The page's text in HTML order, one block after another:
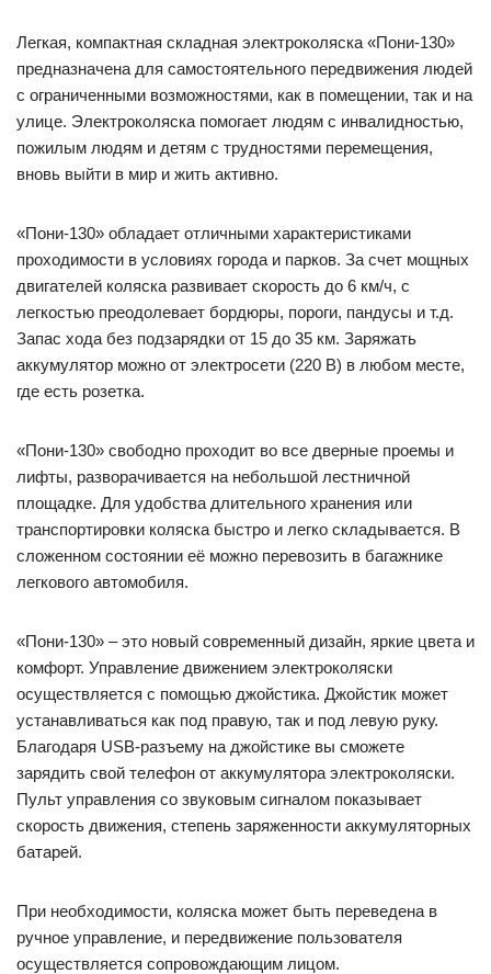
Легкая, компактная складная электроколяска «Пони-130»
предназначена для самостоятельного передвижения людей
с ограниченными возможностями, как в помещении, так и на
улице. Электроколяска помогает людям с инвалидностью,
пожилым людям и детям с трудностями перемещения,
вновь выйти в мир и жить активно.
«Пони-130» обладает отличными характеристиками
проходимости в условиях города и парков. За счет мощных
двигателей коляска развивает скорость до 6 км/ч, с
легкостью преодолевает бордюры, пороги, пандусы и т.д.
Запас хода без подзарядки от 15 до 35 км. Заряжать
аккумулятор можно от электросети (220 В) в любом месте,
где есть розетка.
«Пони-130» свободно проходит во все дверные проемы и
лифты, разворачивается на небольшой лестничной
площадке. Для удобства длительного хранения или
транспортировки коляска быстро и легко складывается. В
сложенном состоянии её можно перевозить в багажнике
легкового автомобиля.
«Пони-130» – это новый современный дизайн, яркие цвета и
комфорт. Управление движением электроколяски
осуществляется с помощью джойстика. Джойстик может
устанавливаться как под правую, так и под левую руку.
Благодаря USB-разъему на джойстике вы сможете
зарядить свой телефон от аккумулятора электроколяски.
Пульт управления со звуковым сигналом показывает
скорость движения, степень заряженности аккумуляторных
батарей.
При необходимости, коляска может быть переведена в
ручное управление, и передвижение пользователя
осуществляется сопровождающим лицом.